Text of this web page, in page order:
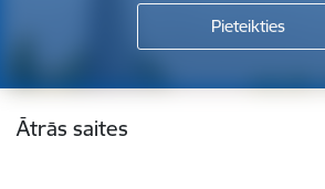
Kājene
Ātrās saites